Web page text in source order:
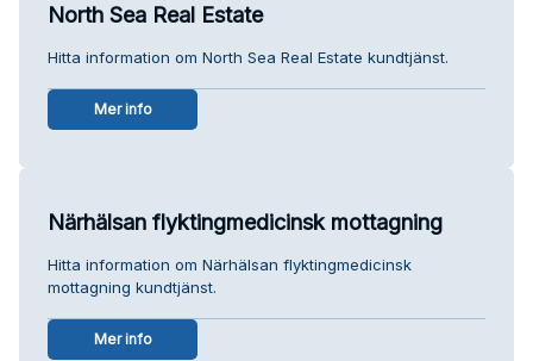
North Sea Real Estate
Hitta information om North Sea Real Estate kundtjänst.
Mer info
Närhälsan flyktingmedicinsk mottagning
Hitta information om Närhälsan flyktingmedicinsk
mottagning kundtjänst.
Mer info